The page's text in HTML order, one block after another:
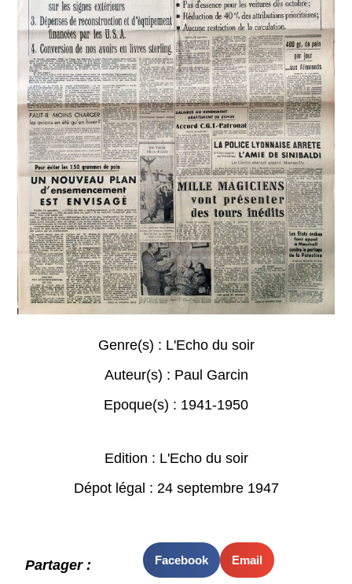
Genre(s) : L'Echo du soir
Auteur(s) : Paul Garcin
Epoque(s) : 1941-1950
Edition : L'Echo du soir
Dépot légal : 24 septembre 1947
Partager : Facebook Email